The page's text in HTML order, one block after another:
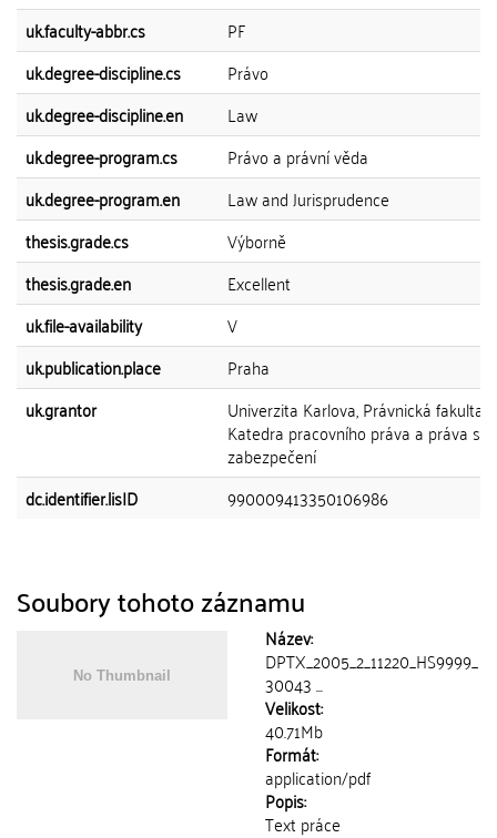
uk.faculty-abbr.cs
PF
uk.degree-discipline.cs
Právo
uk.degree-discipline.en
Law
uk.degree-program.cs
Právo a právní věda
uk.degree-program.en
Law and Jurisprudence
thesis.grade.cs
Výborně
thesis.grade.en
Excellent
uk.file-availability
V
uk.publication.place
Praha
uk.grantor
Univerzita Karlova, Právnická fakulta,
Katedra pracovního práva a práva
zabezpečení
dc.identifier.lisID
990009413350106986
Soubory tohoto záznamu
Název:
DPTX_2005_2_11220_HS9999_
30043 ...
Velikost:
40.71Mb
Formát:
application/pdf
Popis:
Text práce